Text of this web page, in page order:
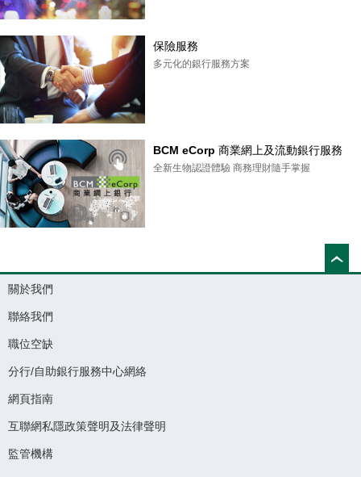
保險服務
多元化的銀行服務方案
BCM eCorp 商業網上及流動銀行服務
全新生物認證體驗 商務理財隨手掌握
關於我們
聯絡我們
職位空缺
分行/自助銀行服務中心網絡
網頁指南
互聯網私隱政策聲明及法律聲明
監管機構